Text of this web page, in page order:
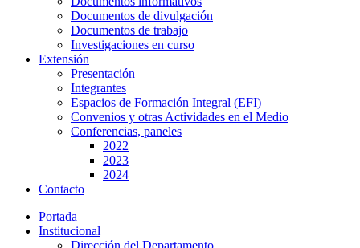
Documentos de divulgación
Documentos de trabajo
Investigaciones en curso
Extensión
Presentación
Integrantes
Espacios de Formación Integral (EFI)
Convenios y otras Actividades en el Medio
Conferencias, paneles
2022
2023
2024
Contacto
Portada
Institucional
Dirección del Departamento